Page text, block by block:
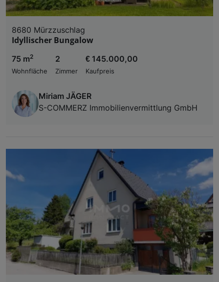
8680 Mürzzuschlag
Idyllischer Bungalow
75 m2
Wohnfläche
2
Zimmer
€ 145.000,00
Kaufpreis
Miriam JÄGER
S-COMMERZ Immobilienvermittlung GmbH